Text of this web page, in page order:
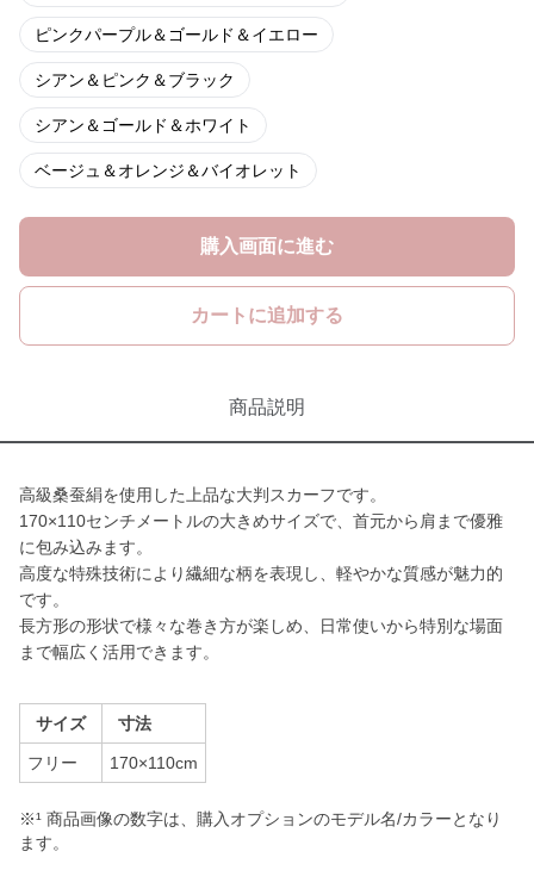
ピンクパープル＆ゴールド＆イエロー
シアン＆ピンク＆ブラック
シアン＆ゴールド＆ホワイト
ベージュ＆オレンジ＆バイオレット
購入画面に進む
カートに追加する
商品説明
高級桑蚕絹を使用した上品な大判スカーフです。
170×110センチメートルの大きめサイズで、首元から肩まで優雅
に包み込みます。
高度な特殊技術により繊細な柄を表現し、軽やかな質感が魅力的
です。
長方形の形状で様々な巻き方が楽しめ、日常使いから特別な場面
まで幅広く活用できます。
サイズ 寸法
フリー 170×110cm
※¹ 商品画像の数字は、購入オプションのモデル名/カラーとなり
ます。